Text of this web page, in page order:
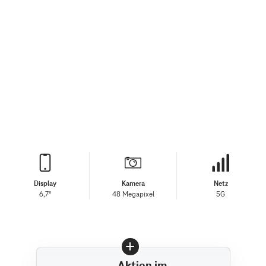
Display
6,7"
Kamera
48 Megapixel
Netz
5G